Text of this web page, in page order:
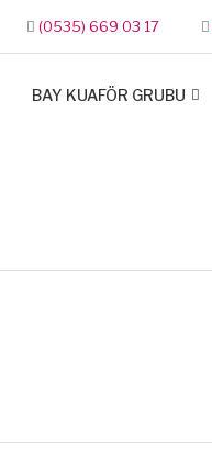
(0535) 669 03 17
BAY KUAFÖR GRUBU